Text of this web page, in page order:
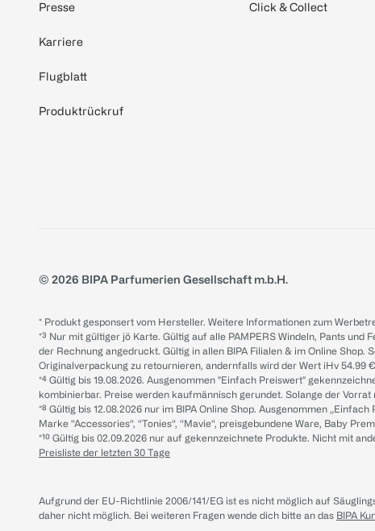
Presse
Karriere
Flugblatt
Produktrückruf
Click & Collect
© 2026 BIPA Parfumerien Gesellschaft m.b.H.
* Produkt gesponsert vom Hersteller. Weitere Informationen zum
*³ Nur mit gültiger jö Karte. Gültig auf alle PAMPERS Windeln, Pants
der Rechnung angedruckt. Gültig in allen BIPA Filialen & im Online
Originalverpackung zu retournieren, andernfalls wird der Wert iHv 54.99
*⁴ Gültig bis 19.08.2026. Ausgenommen "Einfach Preiswert"
kombinierbar. Preise werden kaufmännisch gerundet. Solange der
*⁸ Gültig bis 12.08.2026 nur im BIPA Online Shop. Ausgenommen
Marke “Accessories“, “Tonies“, “Mavie“, preisgebundene Ware, Baby
*¹⁰ Gültig bis 02.09.2026 nur auf gekennzeichnete Produkte. Nicht mit
Preisliste der letzten 30 Tage
Aufgrund der EU-Richtlinie 2006/141/EG ist es nicht möglich auf
daher nicht möglich. Bei weiteren Fragen wende dich bitte an das BIPA